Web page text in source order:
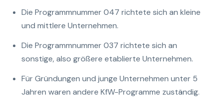
Die Programmnummer 047 richtete sich an kleine
und mittlere Unternehmen.
Die Programmnummer 037 richtete sich an
sonstige, also größere etablierte Unternehmen.
Für Gründungen und junge Unternehmen unter 5
Jahren waren andere KfW-Programme zuständig.